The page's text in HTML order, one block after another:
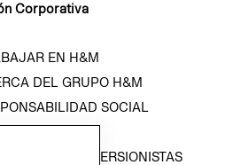
Corporativa
EN H&M
DEL GRUPO H&M
SOCIAL
CON INVERSIONISTAS